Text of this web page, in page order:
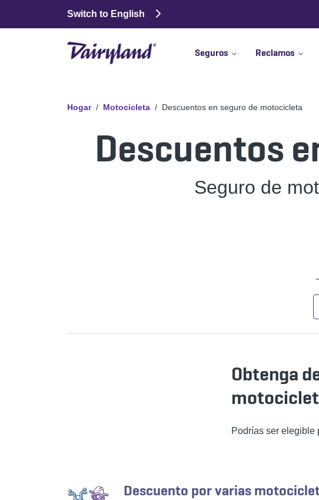
Switch to English
Seguros Reclamos
Hogar Motocicleta Descuentos en seguro de motocicleta
Descuentos
Seguro de
Obtenga
Podrías ser elegible
Descuento por varias